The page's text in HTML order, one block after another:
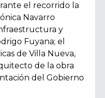
el recorrido la
Navarro
y
Fuyana; el
de Villa Nueva,
de la obra
del Gobierno